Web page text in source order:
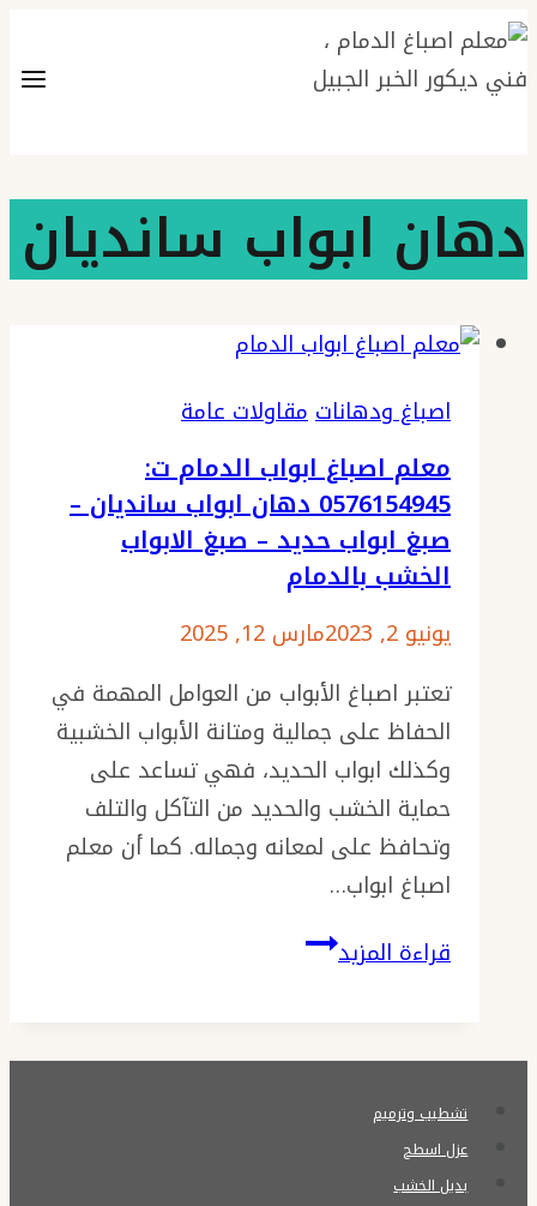
التجاوز
إلى
المحتوى
دهان ابواب سانديان
اصباغ ودهاناتمقاولات عامة
معلم اصباغ ابواب الدمام ت:
0576154945 دهان ابواب سانديان –
صبغ ابواب حديد – صبغ الابواب
الخشب بالدمام
يونيو 2, 2023
مارس 12, 2025
تعتبر اصباغ الأبواب من العوامل المهمة في
الحفاظ على جمالية ومتانة الأبواب الخشبية
وكذلك ابواب الحديد، فهي تساعد على
حماية الخشب والحديد من التآكل والتلف
وتحافظ على لمعانه وجماله. كما أن معلم
اصباغ ابواب…
قراءة المزيدمعلم
الدمام
تشطيب وترميم
عزل اسطح
بديل الخشب